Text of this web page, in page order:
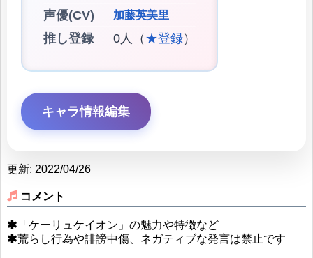
声優(CV)
加藤英美里
推し登録 0人（ ★登録）
キャラ情報編集
更新: 2022/04/26
コメント
「ケーリュケイオン」の魅力や特徴など
荒らし行為や誹謗中傷、ネガティブな発言は禁止です